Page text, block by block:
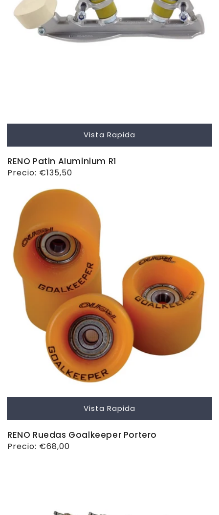
Vista Rapida
RENO Patin Aluminium R1
Precio
Precio: €135,50
Vista Rapida
RENO Ruedas Goalkeeper Portero
Precio
Precio: €68,00